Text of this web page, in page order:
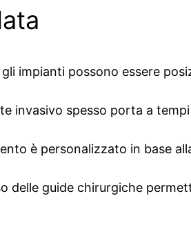
impianti possono essere
invasivo spesso porta a
è personalizzato in base
delle guide chirurgiche